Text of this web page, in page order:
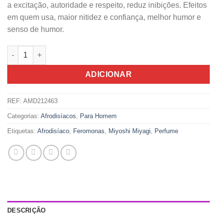
a excitação, autoridade e respeito, reduz inibições. Efeitos
em quem usa, maior nitidez e confiança, melhor humor e
senso de humor.
Quantidade de Perfume Masculino Miyoshi Miyagi Next 2.4ML
ADICIONAR
REF: AMD212463
Categorias: Afrodisíacos, Para Homem
Etiquetas: Afrodisíaco, Feromonas, Miyoshi Miyagi, Perfume
DESCRIÇÃO